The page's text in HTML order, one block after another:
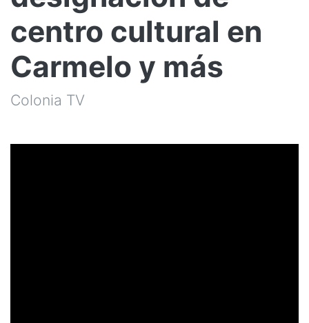
centro cultural en
Carmelo y más
Colonia TV